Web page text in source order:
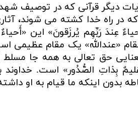
دیگر قرآنی که در توصیف
در راه خدا کشته می شوند،
عِندَ رَبِّهِم يُرزَقونَ» این
«عندالله» یک مقام عظیمی
حق تعالی به همه جا مسلط
بِذاتِ الصُّدُور» است. خداوند
بدون اینکه ما قیام به او